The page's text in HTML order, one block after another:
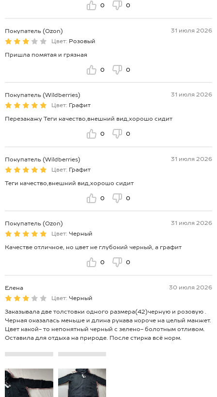
0 0
Покупатель (Ozon)
31 июля 2026
Цвет: Розовый
Пришла помятая и грязная
0 0
Покупатель (Wildberries)
31 июля 2026
Цвет: Графит
Перезакажу Теги качество,внешний вид,хорошо сидит
0 0
Покупатель (Wildberries)
31 июля 2026
Цвет: Графит
Теги качество,внешний вид,хорошо сидит
0 0
Покупатель (Ozon)
31 июля 2026
Цвет: Черный
Качестве отличное, но цвет не глубокий черный, а графит
0 0
Елена
30 июля 2026
Цвет: Черный
Заказывала две толстовки одного размера(42)черную и розовую .
Черная оказалась меньше и длина рукава короче на целый манжет.
Цвет какой- то непонятный черный с зелено- болотным отливом.
Оставила для отдыха на природе. После стирка всё норм.